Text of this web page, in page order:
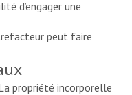
d’engager une
peut faire
propriété incorporelle